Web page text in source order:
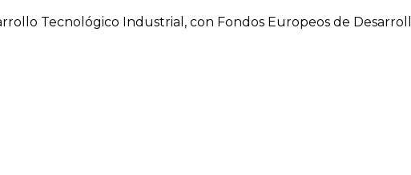
Tecnológico Industrial, con Fondos Europeos de